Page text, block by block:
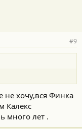
#9
не хочу,вся Финка
Калекс
много лет .